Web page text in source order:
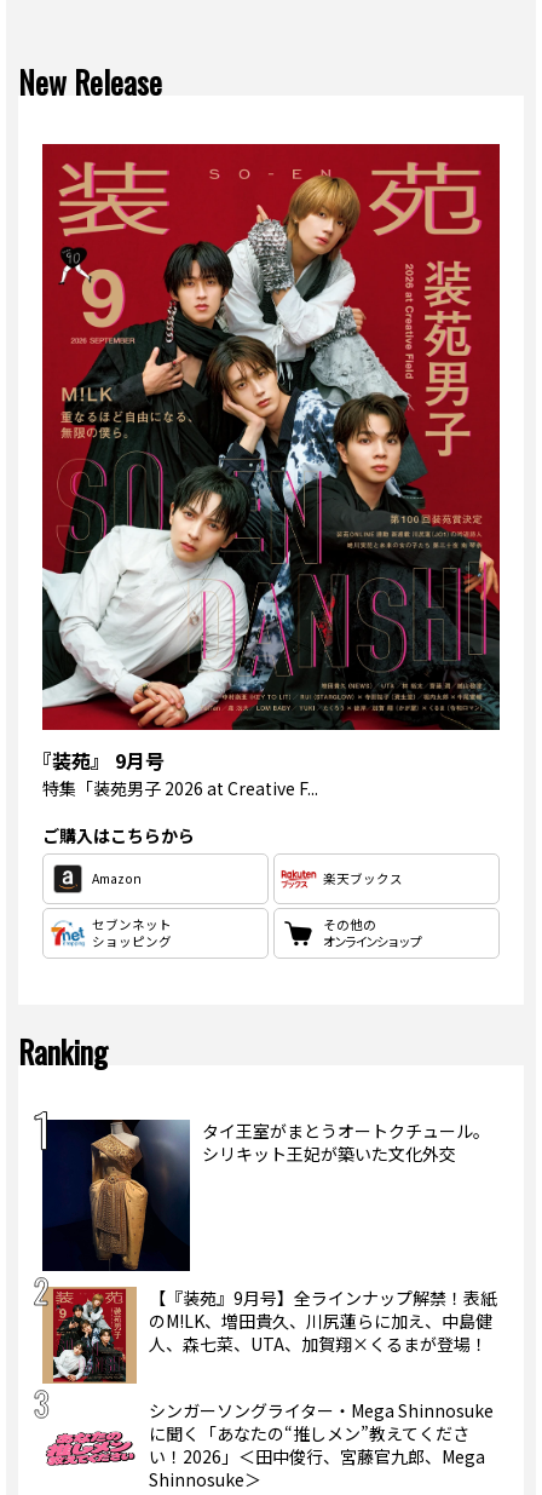
New Release
『装苑』 9月号
特集 「装苑男子 2026 at Creative F...
ご購入はこちらから
Amazon 楽天ブックス
セブンネット
ショッピング
その他の
オンラインショップ
Ranking
タイ王室がまとうオートクチュール。
シリキット王妃が築いた文化外交
【『装苑』9月号】全ラインナップ解禁！表紙
のM!LK、増田貴久、川尻蓮らに加え、中島健
人、森七菜、UTA、加賀翔×くるまが登場！
シンガーソングライター・Mega Shinnosuke
に聞く「あなたの“推しメン”教えてくださ
い！2026」＜田中俊行、宮藤官九郎、Mega
Shinnosuke＞